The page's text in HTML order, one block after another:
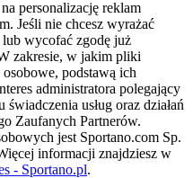
personalizację reklam
Jeśli nie chcesz wyrażać
lub wycofać zgodę już
zakresie, w jakim pliki
podstawą ich
administratora polegający
usług oraz działań
Zaufanych Partnerów.
jest Sportano.com Sp.
informacji znajdziesz w
- Sportano.pl.